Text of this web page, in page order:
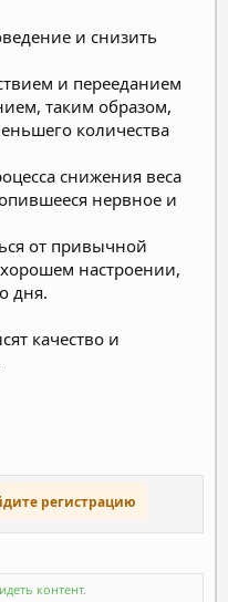
и снизить
и перееданием
таким образом,
количества
снижения веса
нервное и
от привычной
настроении,
дня.
качество и
регистрацию
контент.